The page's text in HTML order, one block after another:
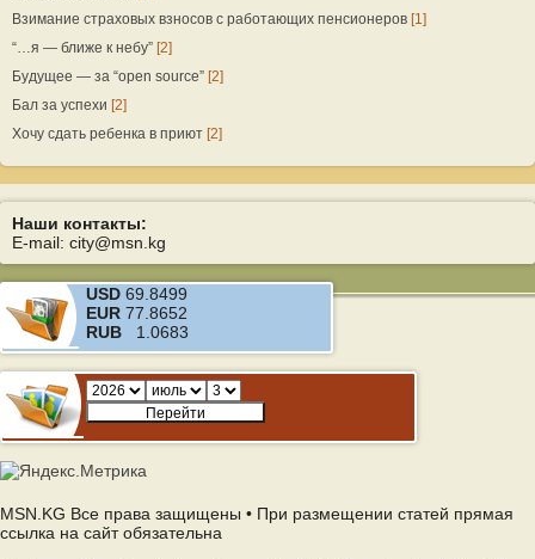
Взимание страховых взносов с работающих пенсионеров [1]
“…я — ближе к небу” [2]
Будущее — за “open source” [2]
Бал за успехи [2]
Хочу сдать ребенка в приют [2]
Наши контакты:
E-mail: city@msn.kg
USD 69.8499
EUR 77.8652
RUB 1.0683
MSN.KG Все права защищены • При размещении статей прямая
ссылка на сайт обязательна